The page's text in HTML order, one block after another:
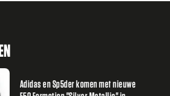
Adidas en Sp5der komen met nieuwe